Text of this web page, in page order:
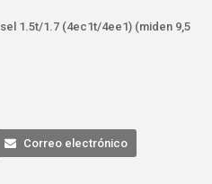
1.5t/1.7 (4ec1t/4ee1) (miden 9,5
Correo electrónico